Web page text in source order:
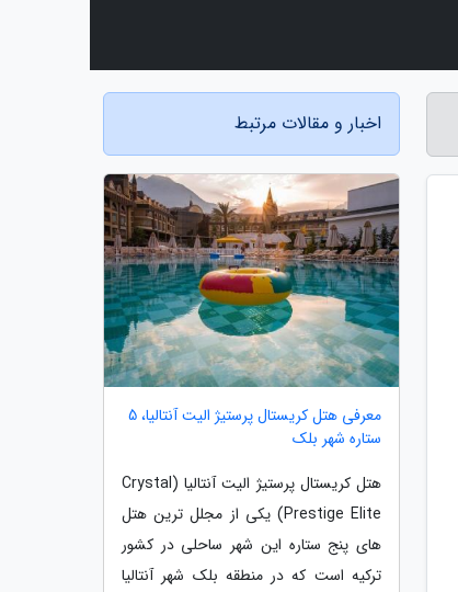
اخبار و مقالات مرتبط
معرفی هتل کریستال پرستیژ الیت آنتالیا، 5
ستاره شهر بلک
هتل کریستال پرستیژ الیت آنتالیا (Crystal
Prestige Elite) یکی از مجلل ترین هتل
های پنج ستاره این شهر ساحلی در کشور
ترکیه است که در منطقه بلک شهر آنتالیا